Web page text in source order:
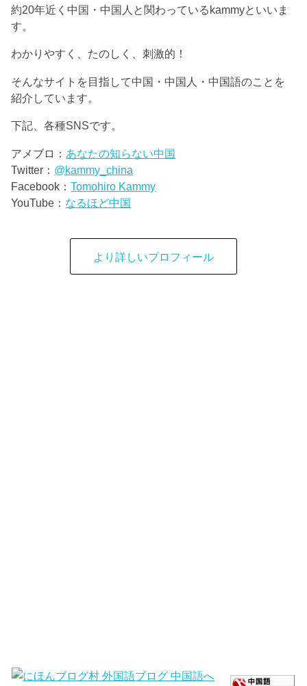
約20年近く中国・中国人と関わっているkammyといいま
す。
わかりやすく、たのしく、刺激的！
そんなサイトを目指して中国・中国人・中国語のことを
紹介しています。
下記、各種SNSです。
アメブロ： あなたの知らない中国
Twitter： @kammy_china
Facebook：Tomohiro Kammy
YouTube： なるほど中国
より詳しいプロフィール